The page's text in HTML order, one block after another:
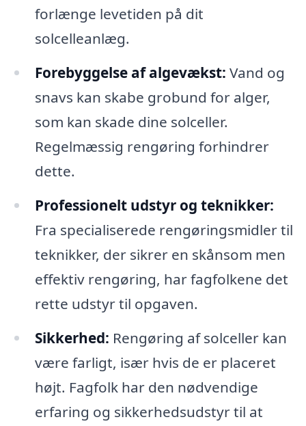
forlænge levetiden på dit
solcelleanlæg.
Forebyggelse af algevækst: Vand og
snavs kan skabe grobund for alger,
som kan skade dine solceller.
Regelmæssig rengøring forhindrer
dette.
Professionelt udstyr og teknikker:
Fra specialiserede rengøringsmidler til
teknikker, der sikrer en skånsom men
effektiv rengøring, har fagfolkene det
rette udstyr til opgaven.
Sikkerhed: Rengøring af solceller kan
være farligt, især hvis de er placeret
højt. Fagfolk har den nødvendige
erfaring og sikkerhedsudstyr til at